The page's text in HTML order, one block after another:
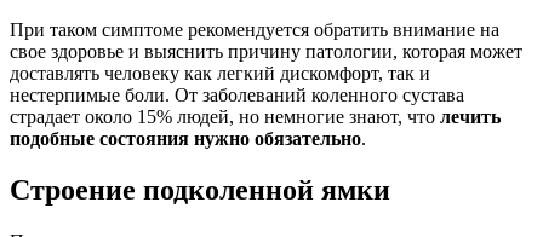
При таком симптоме рекомендуется обратить внимание на
свое здоровье и выяснить причину патологии, которая может
доставлять человеку как легкий дискомфорт, так и
нестерпимые боли. От заболеваний коленного сустава
страдает около 15% людей, но немногие знают, что лечить
подобные состояния нужно обязательно.
Строение подколенной ямки